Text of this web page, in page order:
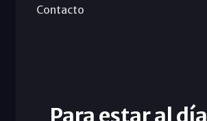
Contacto
Para estar al día